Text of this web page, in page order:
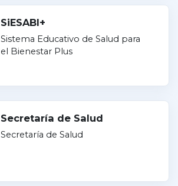
SiESABI+
Sistema Educativo de Salud para
el Bienestar Plus
Secretaría de Salud
Secretaría de Salud